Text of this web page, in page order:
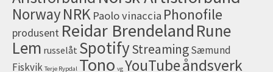
NorwayNRK Paolo vinaccia Phonofile
produsent Reidar Brendeland Rune
Lem russelåt SpotifyStreamingSæmund
Fiskvik Terje Rypdal Tono vg YouTubeåndsverk